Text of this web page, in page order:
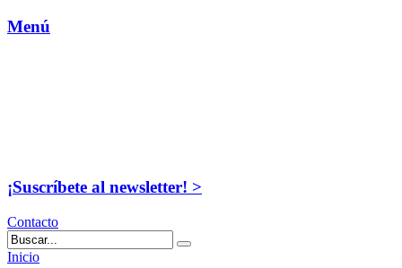
Menú
¡Suscríbete al newsletter! >
Contacto
Inicio